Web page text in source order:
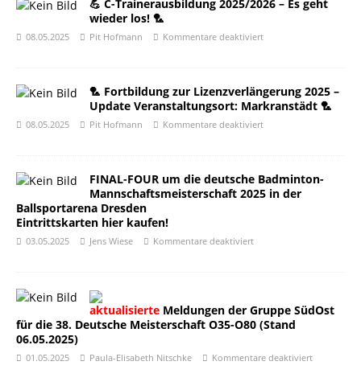
💪 C-Trainerausbildung 2025/2026 – Es geht
wieder los! 🏸
08.05.2025 Pit Hofmann Kommentare deaktiviert
🏸 Fortbildung zur Lizenzverlängerung 2025 –
Update Veranstaltungsort: Markranstädt 🏸
08.05.2025 Pit Hofmann Kommentare deaktiviert
FINAL-FOUR um die deutsche Badminton-
Mannschaftsmeisterschaft 2025 in der
Ballsportarena Dresden
Eintrittskarten hier kaufen!
03.05.2025 Jens Wiese Kommentare deaktiviert
aktualisierte Meldungen der Gruppe SüdOst
für die 38. Deutsche Meisterschaft O35-O80 (Stand
06.05.2025)
01.05.2025 Paula-Elisabeth Nitschke Kommentare deaktiviert